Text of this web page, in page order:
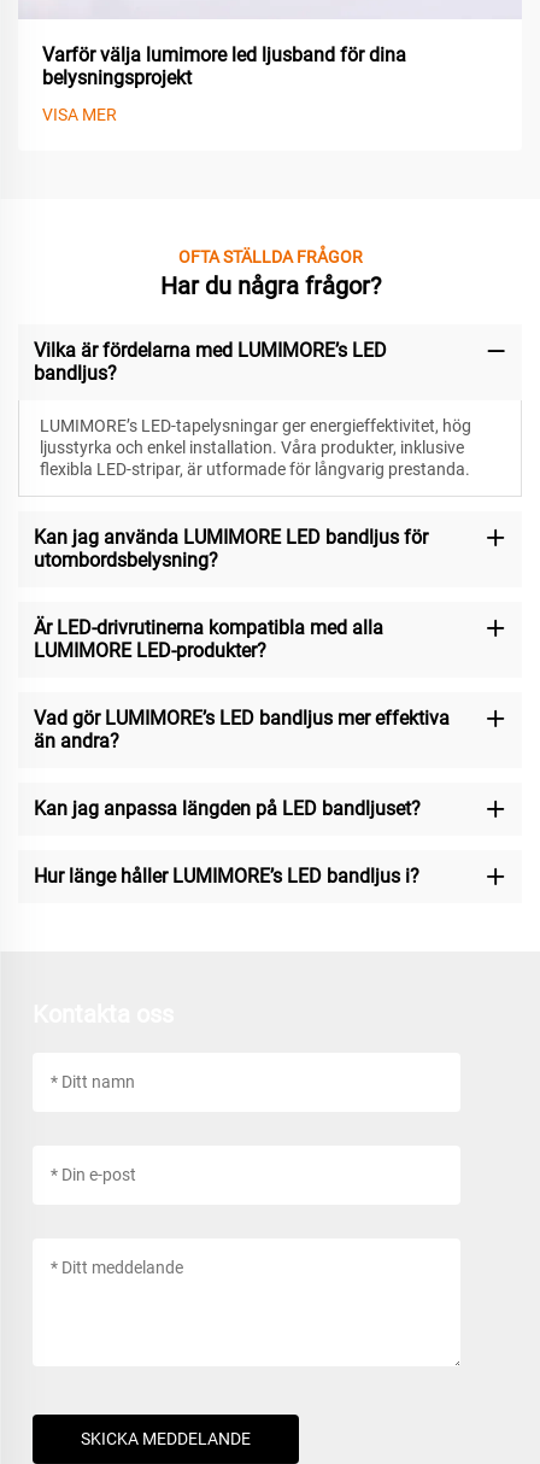
Varför välja lumimore led ljusband för dina
belysningsprojekt
VISA MER
OFTA STÄLLDA FRÅGOR
Har du några frågor?
Vilka är fördelarna med LUMIMORE’s LED
bandljus?
LUMIMORE’s LED-tapelysningar ger energieffektivitet, hög
ljusstyrka och enkel installation. Våra produkter, inklusive
flexibla LED-stripar, är utformade för långvarig prestanda.
Kan jag använda LUMIMORE LED bandljus för
utombordsbelysning?
Är LED-drivrutinerna kompatibla med alla
LUMIMORE LED-produkter?
Vad gör LUMIMORE’s LED bandljus mer effektiva
än andra?
Kan jag anpassa längden på LED bandljuset?
Hur länge håller LUMIMORE’s LED bandljus i?
SKICKA MEDDELANDE